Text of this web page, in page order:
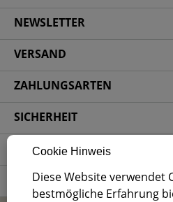
NEWSLETTER
VERSAND
ZAHLUNGSARTEN
SICHERHEIT
SOCIAL MEDIA
ZERTIFIZIERUNG
Cookie Hinweis
Diese Website verwendet
bestmögliche Erfahrung